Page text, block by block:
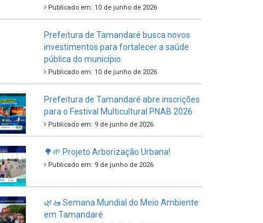
Publicado em: 10 de junho de 2026
Prefeitura de Tamandaré busca novos
investimentos para fortalecer a saúde
pública do município.
Publicado em: 10 de junho de 2026
Prefeitura de Tamandaré abre inscrições
para o Festival Multicultural PNAB 2026
Publicado em: 9 de junho de 2026
🌳🌱 Projeto Arborização Urbana!
Publicado em: 9 de junho de 2026
🌿🚤 Semana Mundial do Meio Ambiente
em Tamandaré